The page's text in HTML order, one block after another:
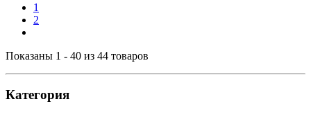
1
2
Показаны 1 - 40 из 44 товаров
Категория